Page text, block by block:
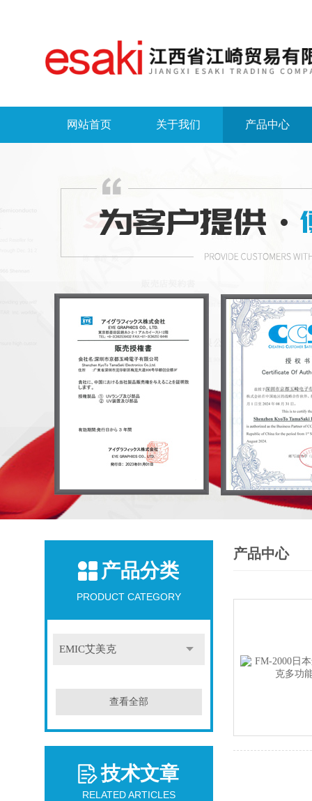
网站首页 关于我们 产品中心
产品分类
PRODUCT CATEGORY
EMIC艾美克
查看全部
技术文章
RELATED ARTICLES
产品中心